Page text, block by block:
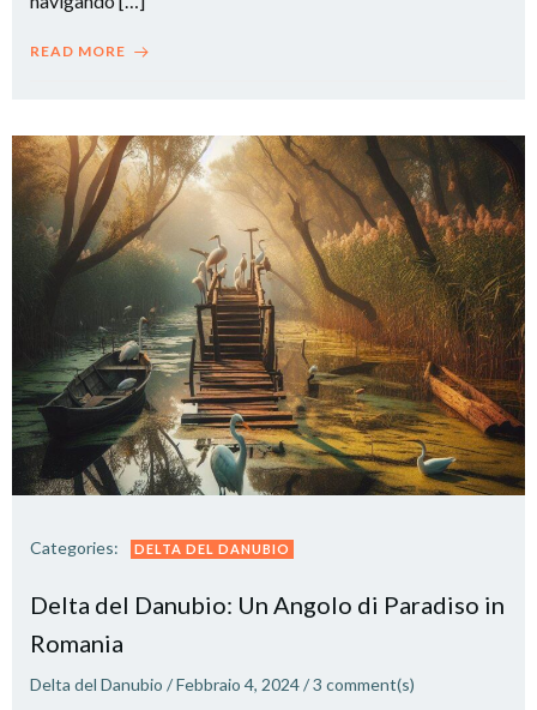
READ MORE
Categories: DELTA DEL DANUBIO
Delta del Danubio: Un Angolo di Paradiso in
Romania
Delta del Danubio /Febbraio 4, 2024/3 comment(s)